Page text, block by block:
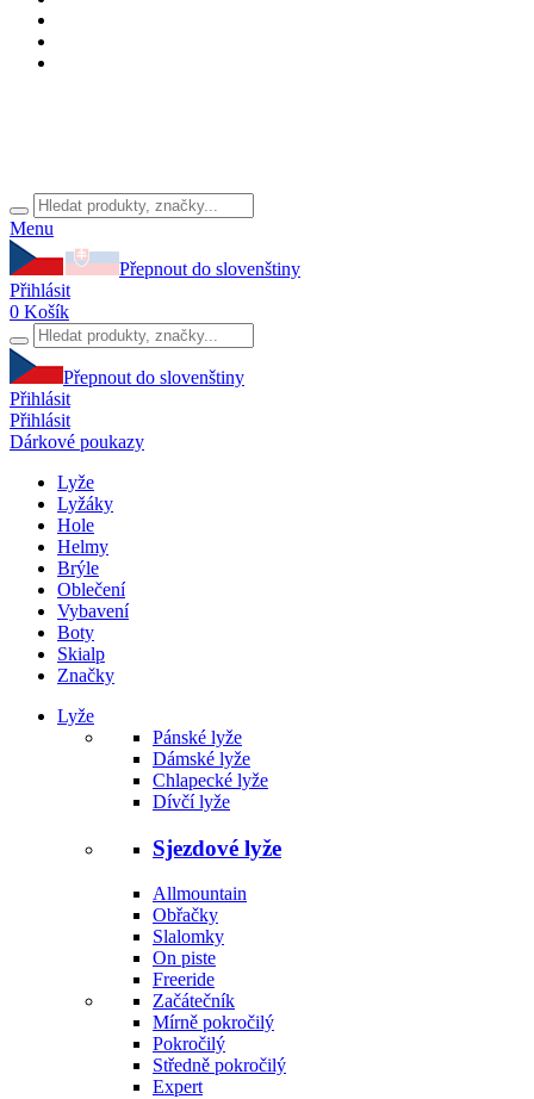
Menu
Přepnout do slovenštiny
Přihlásit
0 Košík
Přepnout do slovenštiny
Přihlásit
Přihlásit
Dárkové poukazy
Lyže
Lyžáky
Hole
Helmy
Brýle
Oblečení
Vybavení
Boty
Skialp
Značky
Lyže
Pánské lyže
Dámské lyže
Chlapecké lyže
Dívčí lyže
Sjezdové lyže
Allmountain
Obřačky
Slalomky
On piste
Freeride
Začátečník
Mírně pokročilý
Pokročilý
Středně pokročilý
Expert